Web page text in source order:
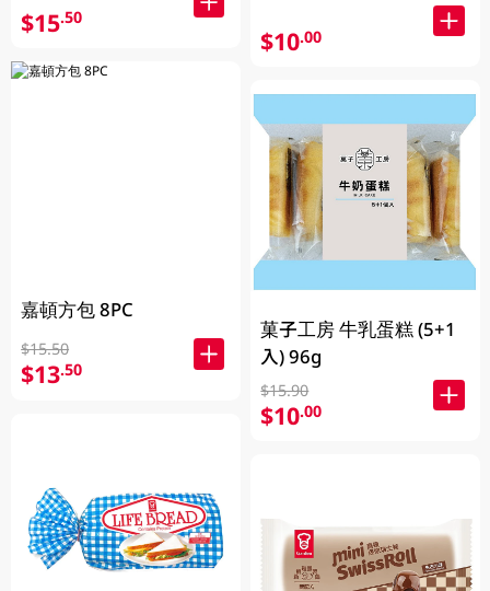
$15.50
嘉頓方包 8PC
$15.50
$13.50
$10.00
菓子工房 牛乳蛋糕 (5+1
入) 96g
$15.90
$10.00